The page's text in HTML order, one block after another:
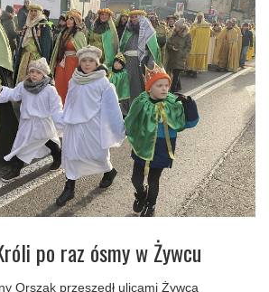
po raz ósmy w Żywcu
Orszak przeszedł ulicami Żywca